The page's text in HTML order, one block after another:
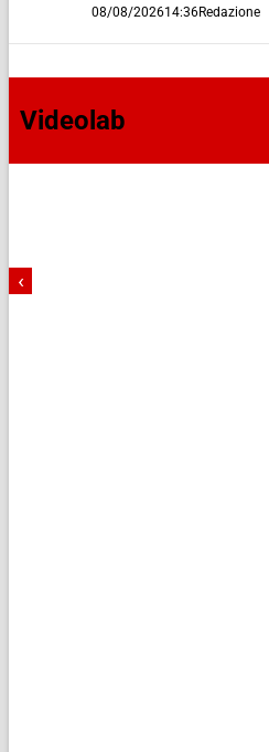
08/08/202614:36Redazione
Videolab
‹